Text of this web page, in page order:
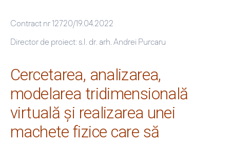
Contract nr 12720/19.04.2022
Director de proiect: s.l. dr. arh. Andrei Purcaru
Cercetarea, analizarea,
modelarea tridimensională
virtuală și realizarea unei
machete fizice care să